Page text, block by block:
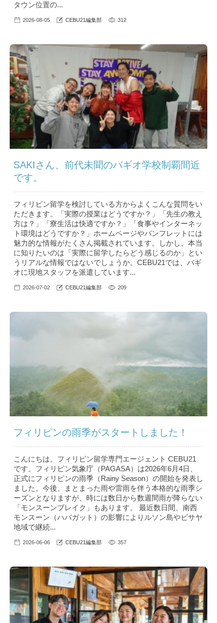
タウン位置の...
2026-08-05 CEBU21編集部 312
SAKIさん、前代未聞のバギオ学校制覇間近
です。
フィリピン留学を検討している方からよくこんな質問をい
ただきます。「実際の授業はどうですか？」「先生の教え
方は？」「寮生活は快適ですか？」「食事やインターネッ
ト環境はどうですか？」ホームページやパンフレットには
魅力的な情報がたくさん掲載されています。しかし、本当
に知りたいのは「実際に留学したらどう感じるのか」とい
うリアルな情報ではないでしょうか。CEBU21では、バギ
オに現地スタッフを派遣しています...
2026-07-02 CEBU21編集部 209
フィリピンの雨季がスタートしました！
こんにちは。フィリピン留学専門エージェント CEBU21
です。フィリピン気象庁（PAGASA）は2026年6月4日、
正式にフィリピンの雨季（Rainy Season）の開始を発表し
ました。今後、まとまった雨や雷雨を伴う本格的な雨季シ
ーズンとなりますが、時には数日から数週間雨が降らない
「モンスーンブレイク」もあります。 最近数日間、南西
モンスーン（ハバガット）の影響によりルソン島やビサヤ
地域で継続...
2026-06-06 CEBU21編集部 357